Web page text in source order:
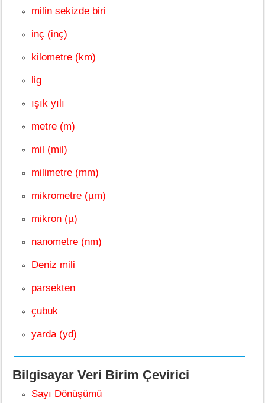
milin sekizde biri
inç (inç)
kilometre (km)
lig
ışık yılı
metre (m)
mil (mil)
milimetre (mm)
mikrometre (µm)
mikron (µ)
nanometre (nm)
Deniz mili
parsekten
çubuk
yarda (yd)
Bilgisayar Veri Birim Çevirici
Sayı Dönüşümü